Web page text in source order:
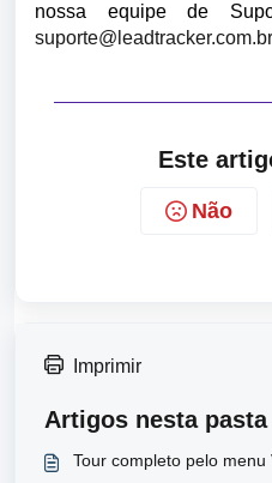
nossa equipe de
suporte@leadtracker.com.br
Este
Não
Imprimir
Artigos nesta pasta
Tour completo pelo menu